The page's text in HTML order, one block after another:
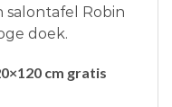
salontafel Robin
doek.
cm gratis